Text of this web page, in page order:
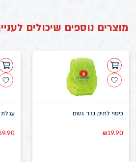
מוצרים נוספים שיכולים
כיסוי לתיק נגד גשם
₪19.90
עגלת